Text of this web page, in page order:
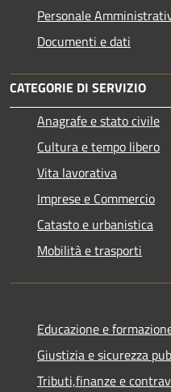
Personale
Documenti e dati
CATEGORIE DI SERVIZIO
Anagrafe e stato civile
Cultura e tempo libero
Vita lavorativa
Imprese e Commercio
Catasto e urbanistica
Mobilità e trasporti
Educazione e
Giustizia e sicurezza
Tributi,finanze e